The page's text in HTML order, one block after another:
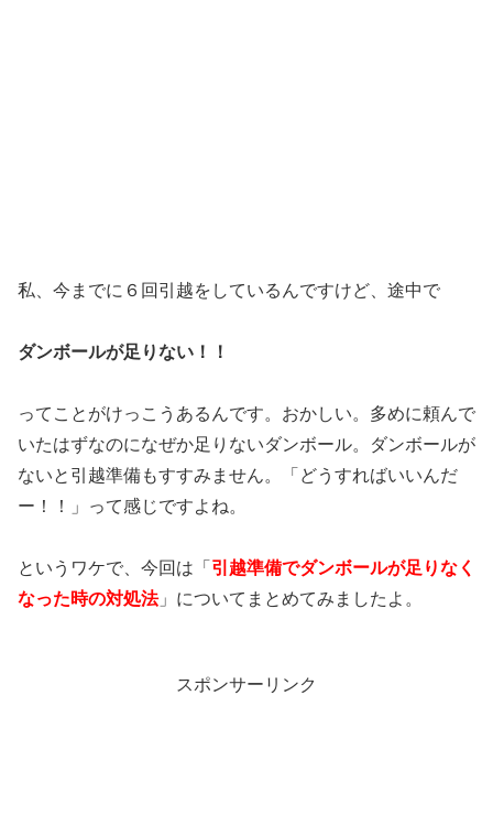
私、今までに６回引越をしているんですけど、途中で
ダンボールが足りない！！
ってことがけっこうあるんです。おかしい。多めに頼んで
いたはずなのになぜか足りないダンボール。ダンボールが
ないと引越準備もすすみません。「どうすればいいんだ
ー！！」って感じですよね。
というワケで、今回は「引越準備でダンボールが足りなく
なった時の対処法」についてまとめてみましたよ。
スポンサーリンク